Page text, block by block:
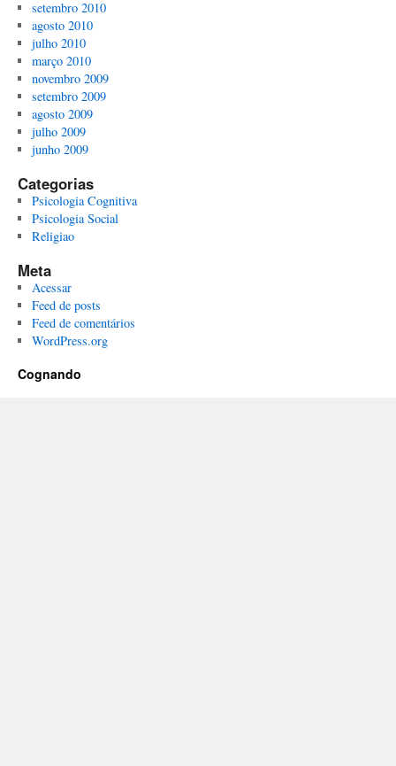
setembro 2010
agosto 2010
julho 2010
março 2010
novembro 2009
setembro 2009
agosto 2009
julho 2009
junho 2009
Categorias
Psicologia Cognitiva
Psicologia Social
Religiao
Meta
Acessar
Feed de posts
Feed de comentários
WordPress.org
Cognando